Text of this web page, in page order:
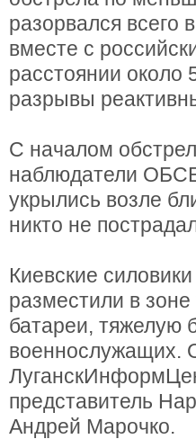
разорвался
вместе с
расстоянии
разрывы
С началом
наблюдатели
укрылись возле
никто не
Киевские
разместили в
батареи, тяжелую
военнослужащих.
представитель
Андрей Марочко.